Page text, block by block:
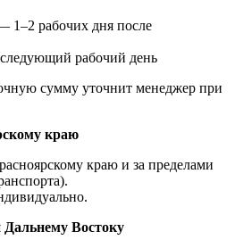
1–2 рабочих дня после
рабочий день
сумму уточнит менеджер при
краю
краю и за пределами
Востоку